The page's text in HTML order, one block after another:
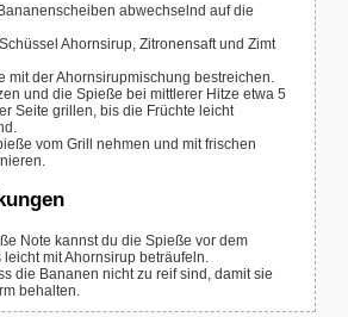
abwechselnd auf die
Ahornsirup, Zitronensaft und Zimt
mit der Ahornsirupmischung bestreichen.
und die Spieße bei mittlerer Hitze etwa 5
Seite grillen, bis die Früchte leicht
vom Grill nehmen und mit frischen
Note kannst du die Spieße vor dem
mit Ahornsirup beträufeln.
die Bananen nicht zu reif sind, damit sie
behalten.